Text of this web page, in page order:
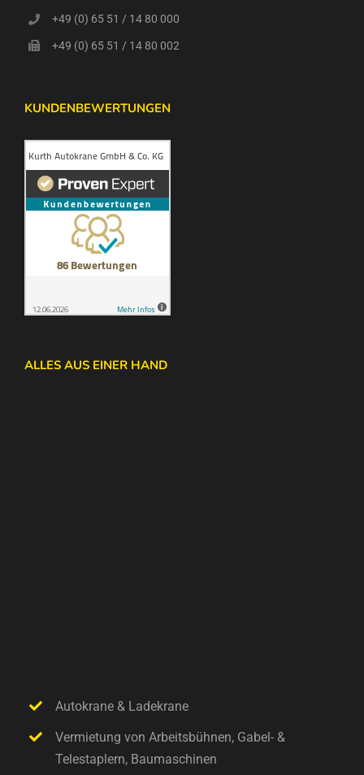
+49 (0) 65 51 / 14 80 000
+49 (0) 65 51 / 14 80 002
KUNDENBEWERTUNGEN
ALLES AUS EINER HAND
Autokrane & Ladekrane
Vermietung von Arbeitsbühnen, Gabel- &
Telestaplern, Baumaschinen